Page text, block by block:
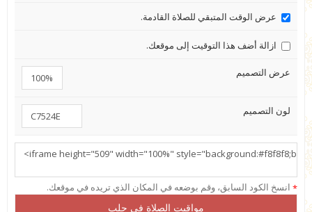
عرض الوقت المتبقي للصلاة القادمة.
ازالة أضف هذا التوقيت إلى موقعك.
عرض التصميم
لون التصميم
* انسخ الكود السابق، وقم بوضعه في المكان الذي تريده في موقعك.